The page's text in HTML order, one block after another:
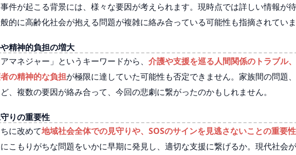
件が起こる背景には、様々な要因が考えられます。現時点では詳しい情報が
的に高齢化社会が抱える問題が複雑に絡み合っている可能性も指摘されていま
精神的負担の増大
マネジャー」というキーワードから、 介護や支援を巡る人間関係のトラブル
の精神的な負担が極限に達していた可能性も否定できません。家族間の問題
、複数の要因が絡み合って、今回の悲劇に繋がったのかもしれません。
りの重要性
に改めて地域社会全体での見守りや、SOSのサインを見逃さないことの重要性
こもりがちな問題をいかに早期に発見し、適切な支援に繋げるか。現代社会